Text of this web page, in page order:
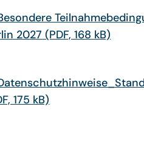
2027 (PDF, 168 kB)
175 kB)